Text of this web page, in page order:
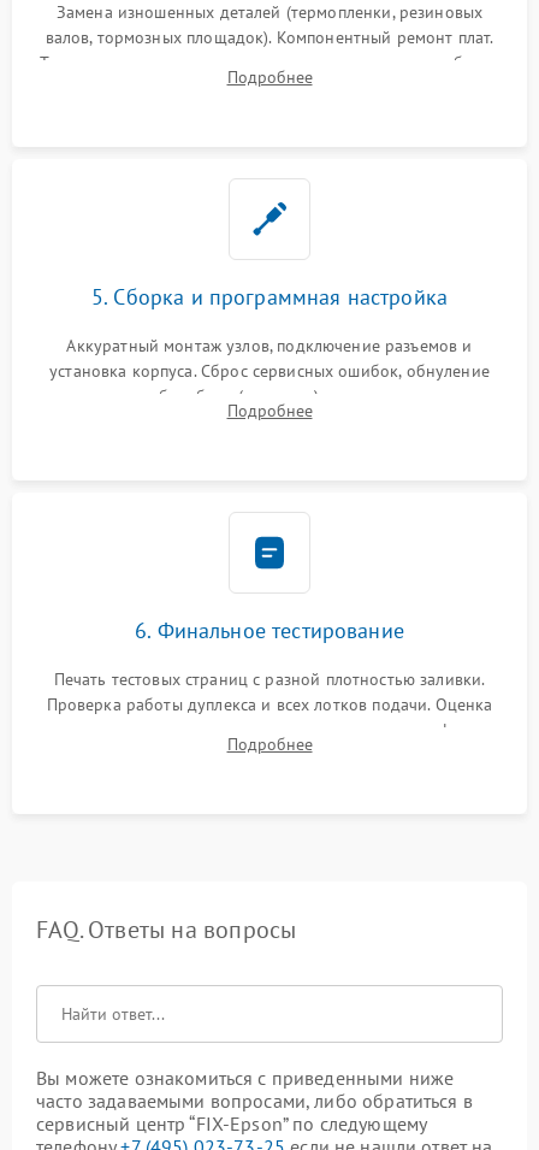
Замена изношенных деталей (термопленки, резиновых
валов, тормозных площадок). Компонентный ремонт плат.
Тщательная очистка тракта печати, контактов и линз блока
лазера (LSU) от просыпанного тонера и пыли.
Подробнее
5. Сборка и программная настройка
Аккуратный монтаж узлов, подключение разъемов и
установка корпуса. Сброс сервисных ошибок, обнуление
счетчиков абсорбера (памперса) или узла переноса,
обновление прошивки и программная калибровка аппарата.
Подробнее
6. Финальное тестирование
Печать тестовых страниц с разной плотностью заливки.
Проверка работы дуплекса и всех лотков подачи. Оценка
качества запекания тонера и полное отсутствие дефектов
изображения перед выдачей готового устройства.
Подробнее
FAQ. Ответы на вопросы
Вы можете ознакомиться с приведенными ниже
часто задаваемыми вопросами, либо обратиться в
сервисный центр “FIX-Epson” по следующему